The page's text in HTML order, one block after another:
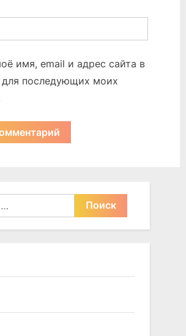
имя, email и адрес сайта в
для последующих моих